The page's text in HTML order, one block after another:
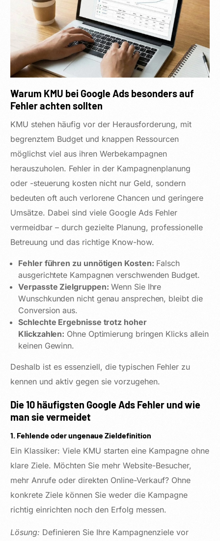
Warum KMU bei Google Ads besonders auf
Fehler achten sollten
KMU stehen häufig vor der Herausforderung, mit
begrenztem Budget und knappen Ressourcen
möglichst viel aus ihren Werbekampagnen
herauszuholen. Fehler in der Kampagnenplanung
oder -steuerung kosten nicht nur Geld, sondern
bedeuten oft auch verlorene Chancen und geringere
Umsätze. Dabei sind viele Google Ads Fehler
vermeidbar – durch gezielte Planung, professionelle
Betreuung und das richtige Know-how.
Fehler führen zu unnötigen Kosten: Falsch
ausgerichtete Kampagnen verschwenden Budget.
Verpasste Zielgruppen: Wenn Sie Ihre
Wunschkunden nicht genau ansprechen, bleibt die
Conversion aus.
Schlechte Ergebnisse trotz hoher
Klickzahlen: Ohne Optimierung bringen Klicks allein
keinen Gewinn.
Deshalb ist es essenziell, die typischen Fehler zu
kennen und aktiv gegen sie vorzugehen.
Die 10 häufigsten Google Ads Fehler und wie
man sie vermeidet
1. Fehlende oder ungenaue Zieldefinition
Ein Klassiker: Viele KMU starten eine Kampagne ohne
klare Ziele. Möchten Sie mehr Website-Besucher,
mehr Anrufe oder direkten Online-Verkauf? Ohne
konkrete Ziele können Sie weder die Kampagne
richtig einrichten noch den Erfolg messen.
Lösung: Definieren Sie Ihre Kampagnenziele vor